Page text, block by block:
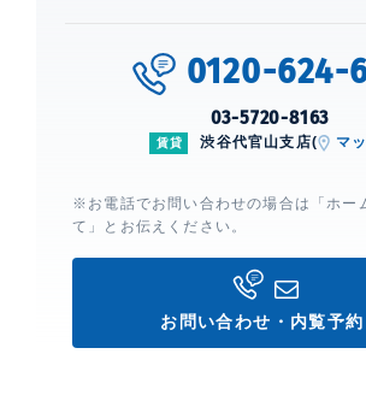
0120-624-
03-5720-8163
賃貸 渋谷代官山支店( マ
※お電話でお問い合わせの場合は「ホー
て」とお伝えください。
お問い合わせ・内覧予約